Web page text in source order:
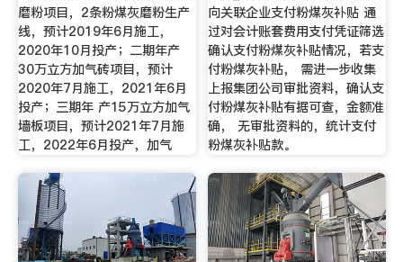
磨粉项目，2条粉煤灰磨粉生产
线，预计2019年6月施工，
2020年10月投产；二期年产
30万立方加气砖项目，预计
2020年7月施工，2021年6月
投产；三期年 产15万立方加气
墙板项目，预计2021年7月施
工，2022年6月投产，加气
向关联企业支付粉煤灰补贴 通
过对会计账套费用支付凭证筛选
确认支付粉煤灰补贴情况，若支
付粉煤灰补贴， 需进一步收集
上报集团公司审批资料，确认支
付粉煤灰补贴有据可查，金额准
确， 无审批资料的，统计支付
粉煤灰补贴款。